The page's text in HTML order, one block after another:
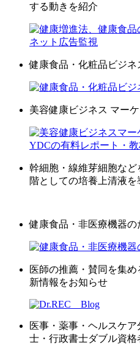
する動きを紹介
健康食品・化粧品ビジ
美容健康ビジネス マー
幹細胞・線維芽細胞な
階としての培養上清液
健康食品・非医療機器
医師の推薦・賛同を集
新情報をお知らせ
医事・薬事・ヘルスケ
士・行政書士ダブル資格